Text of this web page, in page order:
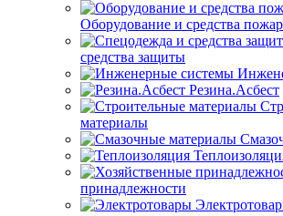
Оборудование и средства
средства защиты
Резина.Асбест
материалы
принадлежности